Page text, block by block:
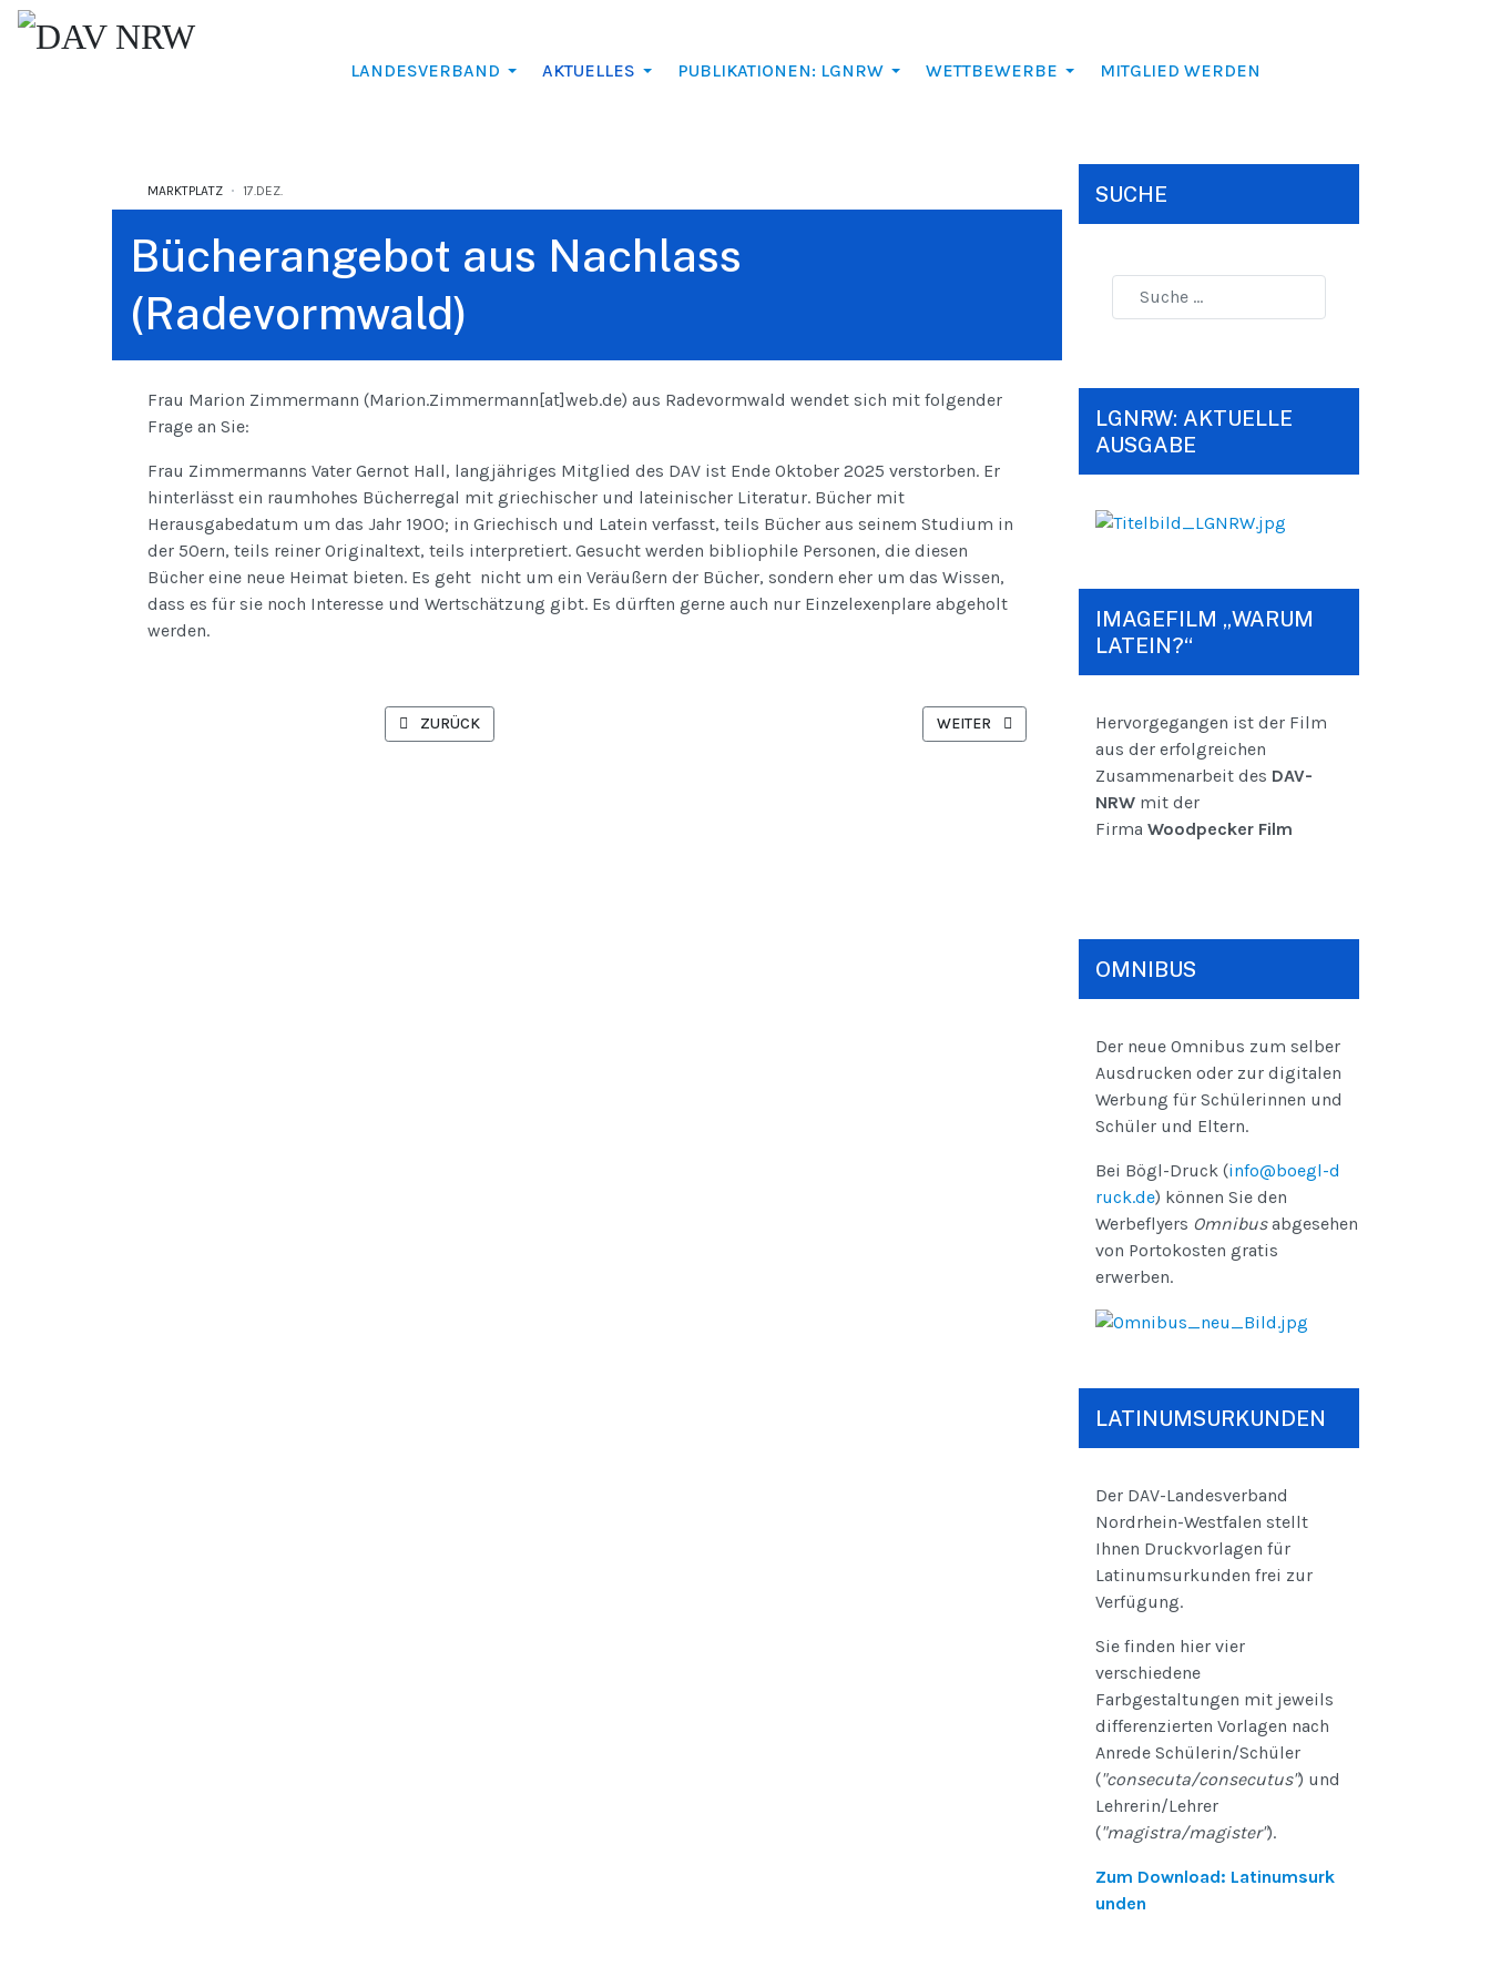
LANDESVERBAND AKTUELLES PUBLIKATIONEN: LGNRW WETTBEWERBE MITGLIED WERDEN
MARKTPLATZ 17.DEZ.
Bücherangebot aus Nachlass
(Radevormwald)
Frau Marion Zimmermann (Marion.Zimmermann[at]web.de) aus Radevormwald wendet sich mit folgender
Frage an Sie:
Frau Zimmermanns Vater Gernot Hall, langjähriges Mitglied des DAV ist Ende Oktober 2025 verstorben. Er
hinterlässt ein raumhohes Bücherregal mit griechischer und lateinischer Literatur. Bücher mit
Herausgabedatum um das Jahr 1900; in Griechisch und Latein verfasst, teils Bücher aus seinem Studium in
der 50ern, teils reiner Originaltext, teils interpretiert. Gesucht werden bibliophile Personen, die diesen
Bücher eine neue Heimat bieten. Es geht nicht um ein Veräußern der Bücher, sondern eher um das Wissen,
dass es für sie noch Interesse und Wertschätzung gibt. Es dürften gerne auch nur Einzelexenplare abgeholt
werden.
VORHERIGER BEITRAG: HOMEPAGE DER ELISABETH-LEBEK-STIFTUNG LEBENDIGES LATEIN E.V. ONLINE
ZURÜCK NÄCHSTER BEITRAG: DER RÖMISCHE TRAUM – EINE ANNO-STORY
WEITER
SUCHE
LGNRW: AKTUELLE
AUSGABE
IMAGEFILM „WARUM
LATEIN?“
Hervorgegangen ist der Film
aus der erfolgreichen
Zusammenarbeit des DAV-
NRW mit der
Firma Woodpecker Film
OMNIBUS
Der neue Omnibus zum selber
Ausdrucken oder zur digitalen
Werbung für Schülerinnen und
Schüler und Eltern.
Bei Bögl-Druck (info@boegl-d
ruck.de) können Sie den
Werbeflyers Omnibusabgesehen
von Portokosten gratis
erwerben.
LATINUMSURKUNDEN
Der DAV-Landesverband
Nordrhein-Westfalen stellt
Ihnen Druckvorlagen für
Latinumsurkunden frei zur
Verfügung.
Sie finden hier vier
verschiedene
Farbgestaltungen mit jeweils
differenzierten Vorlagen nach
Anrede Schülerin/Schüler
("consecuta/consecutus") und
Lehrerin/Lehrer
("magistra/magister").
Zum Download: Latinumsurk
unden